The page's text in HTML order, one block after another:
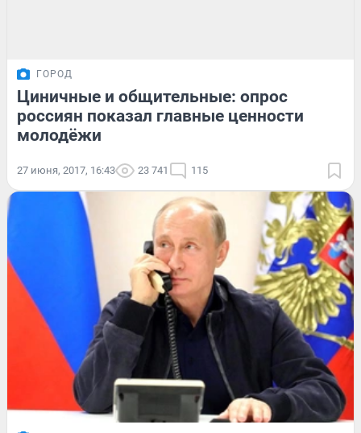
ГОРОД
Циничные и общительные: опрос
россиян показал главные ценности
молодёжи
27 июня, 2017, 16:43 23 741 115